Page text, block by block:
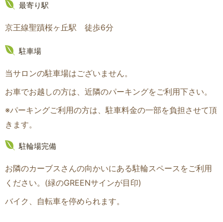
最寄り駅
京王線聖蹟桜ヶ丘駅 徒歩6分
駐車場
当サロンの駐車場はございません。
お車でお越しの方は、近隣のパーキングをご利用下さい。
※パーキングご利用の方は、駐車料金の一部を負担させて頂
きます。
駐輪場完備
お隣のカーブスさんの向かいにある駐輪スペースをご利用
ください。(緑のGREENサインが目印)
バイク、自転車を停められます。